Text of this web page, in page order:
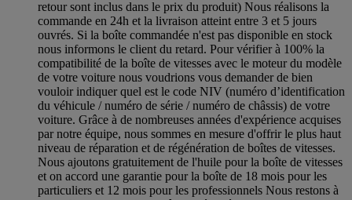
retour sont inclus dans le prix du produit) Nous réalisons la
commande en 24h et la livraison atteint entre 3 et 5 jours
ouvrés. Si la boîte commandée n'est pas disponible en stock
nous informons le client du retard. Pour vérifier à 100% la
compatibilité de la boîte de vitesses avec le moteur du modèle
de votre voiture nous voudrions vous demander de bien
vouloir indiquer quel est le code NIV (numéro d’identification
du véhicule / numéro de série / numéro de châssis) de votre
voiture. Grâce à de nombreuses années d'expérience acquises
par notre équipe, nous sommes en mesure d'offrir le plus haut
niveau de réparation et de régénération de boîtes de vitesses.
Nous ajoutons gratuitement de l'huile pour la boîte de vitesses
et on accord une garantie pour la boîte de 18 mois pour les
particuliers et 12 mois pour les professionnels Nous restons à